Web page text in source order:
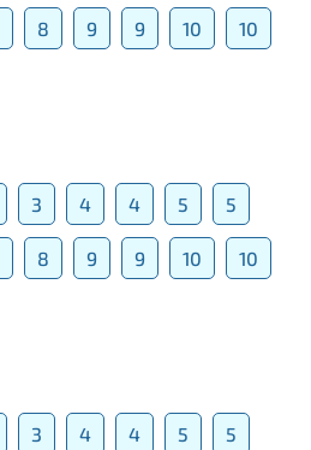
8 9 9 10 10
3 4 4 5 5
8 9 9 10 10
3 4 4 5 5